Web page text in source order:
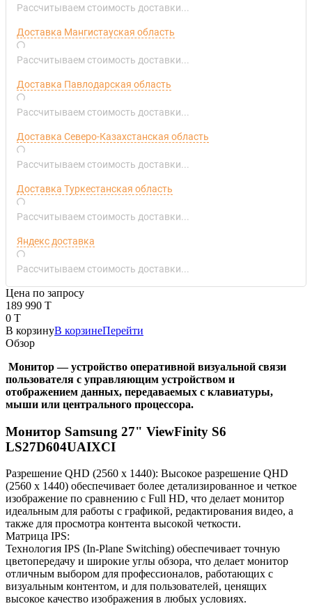
Рассчитываем стоимость доставки...
Доставка Мангистауская область
Рассчитываем стоимость доставки...
Доставка Павлодарская область
Рассчитываем стоимость доставки...
Доставка Северо-Казахстанская область
Рассчитываем стоимость доставки...
Доставка Туркестанская область
Рассчитываем стоимость доставки...
Яндекс доставка
Рассчитываем стоимость доставки...
Цена по запросу
189 990 T
0 T
В корзинуВ корзинеПерейти
Обзор
Монитор — устройство оперативной визуальной связи
пользователя с управляющим устройством и
отображением данных, передаваемых с клавиатуры,
мыши или центрального процессора.
Монитор Samsung 27" ViewFinity S6
LS27D604UAIXCI
Разрешение QHD (2560 x 1440): Высокое разрешение QHD
(2560 x 1440) обеспечивает более детализированное и четкое
изображение по сравнению с Full HD, что делает монитор
идеальным для работы с графикой, редактирования видео, а
также для просмотра контента высокой четкости.
Матрица IPS:
Технология IPS (In-Plane Switching) обеспечивает точную
цветопередачу и широкие углы обзора, что делает монитор
отличным выбором для профессионалов, работающих с
визуальным контентом, и для пользователей, ценящих
высокое качество изображения в любых условиях.